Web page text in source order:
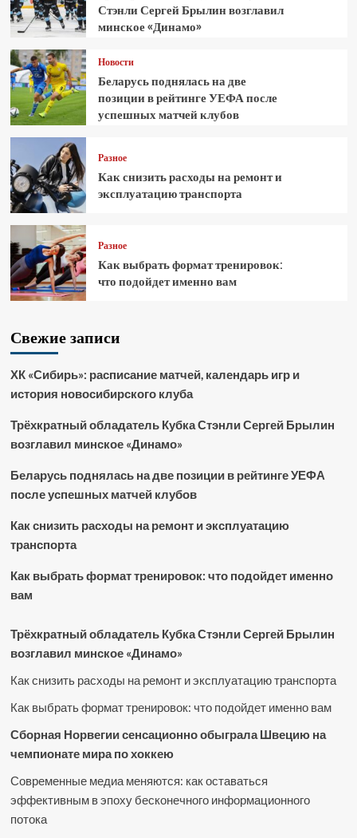
Стэнли Сергей Брылин возглавил
минское «Динамо»
Новости
Беларусь поднялась на две
позиции в рейтинге УЕФА после
успешных матчей клубов
Разное
Как снизить расходы на ремонт и
эксплуатацию транспорта
Разное
Как выбрать формат тренировок:
что подойдет именно вам
Свежие записи
ХК «Сибирь»: расписание матчей, календарь игр и
история новосибирского клуба
Трёхкратный обладатель Кубка Стэнли Сергей Брылин
возглавил минское «Динамо»
Беларусь поднялась на две позиции в рейтинге УЕФА
после успешных матчей клубов
Как снизить расходы на ремонт и эксплуатацию
транспорта
Как выбрать формат тренировок: что подойдет именно
вам
Трёхкратный обладатель Кубка Стэнли Сергей Брылин
возглавил минское «Динамо»
Как снизить расходы на ремонт и эксплуатацию транспорта
Как выбрать формат тренировок: что подойдет именно вам
Сборная Норвегии сенсационно обыграла Швецию на
чемпионате мира по хоккею
Современные медиа меняются: как оставаться
эффективным в эпоху бесконечного информационного
потока